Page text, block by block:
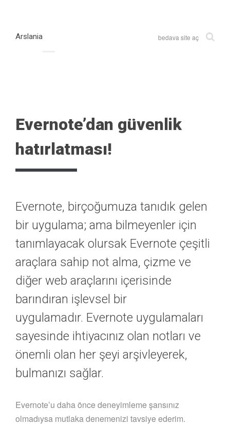
Arslania bedava site aç
Evernote’dan güvenlik
hatırlatması!
Evernote, birçoğumuza tanıdık gelen
bir uygulama; ama bilmeyenler için
tanımlayacak olursak Evernote çeşitli
araçlara sahip not alma, çizme ve
diğer web araçlarını içerisinde
barındıran işlevsel bir
uygulamadır. Evernote uygulamaları
sayesinde ihtiyacınız olan notları ve
önemli olan her şeyi arşivleyerek,
bulmanızı sağlar.
Evernote’u daha önce deneyimleme şansınız
olmadıysa mutlaka denemenizi tavsiye ederim.